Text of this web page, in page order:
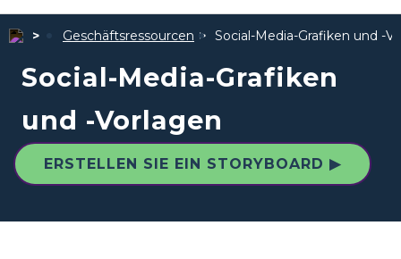
Geschäftsressourcen Social-Media-Grafiken und -
Social-Media-Grafiken
und -Vorlagen
ERSTELLEN SIE EIN STORYBOARD ▶